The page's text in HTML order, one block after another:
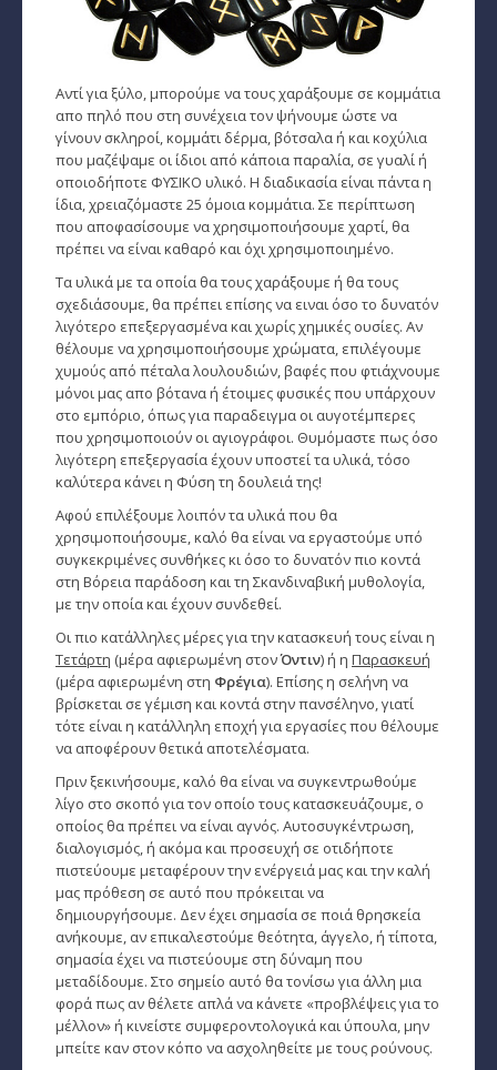
Αντί για ξύλο, μπορούμε να τους χαράξουμε σε κομμάτια
απο πηλό που στη συνέχεια τον ψήνουμε ώστε να
γίνουν σκληροί, κομμάτι δέρμα, βότσαλα ή και κοχύλια
που μαζέψαμε οι ίδιοι από κάποια παραλία, σε γυαλί ή
οποιοδήποτε ΦΥΣΙΚΟ υλικό. Η διαδικασία είναι πάντα η
ίδια, χρειαζόμαστε 25 όμοια κομμάτια. Σε περίπτωση
που αποφασίσουμε να χρησιμοποιήσουμε χαρτί, θα
πρέπει να είναι καθαρό και όχι χρησιμοποιημένο.
Τα υλικά με τα οποία θα τους χαράξουμε ή θα τους
σχεδιάσουμε, θα πρέπει επίσης να ειναι όσο το δυνατόν
λιγότερο επεξεργασμένα και χωρίς χημικές ουσίες. Αν
θέλουμε να χρησιμοποιήσουμε χρώματα, επιλέγουμε
χυμούς από πέταλα λουλουδιών, βαφές που φτιάχνουμε
μόνοι μας απο βότανα ή έτοιμες φυσικές που υπάρχουν
στο εμπόριο, όπως για παραδειγμα οι αυγοτέμπερες
που χρησιμοποιούν οι αγιογράφοι. Θυμόμαστε πως όσο
λιγότερη επεξεργασία έχουν υποστεί τα υλικά, τόσο
καλύτερα κάνει η Φύση τη δουλειά της!
Αφού επιλέξουμε λοιπόν τα υλικά που θα
χρησιμοποιήσουμε, καλό θα είναι να εργαστούμε υπό
συγκεκριμένες συνθήκες κι όσο το δυνατόν πιο κοντά
στη Βόρεια παράδοση και τη Σκανδιναβική μυθολογία,
με την οποία και έχουν συνδεθεί.
Οι πιο κατάλληλες μέρες για την κατασκευή τους είναι η
Τετάρτη (μέρα αφιερωμένη στονΌντιν) ή η Παρασκευή
(μέρα αφιερωμένη στη Φρέγια). Επίσης η σελήνη να
βρίσκεται σε γέμιση και κοντά στην πανσέληνο, γιατί
τότε είναι η κατάλληλη εποχή για εργασίες που θέλουμε
να αποφέρουν θετικά αποτελέσματα.
Πριν ξεκινήσουμε, καλό θα είναι να συγκεντρωθούμε
λίγο στο σκοπό για τον οποίο τους κατασκευάζουμε, ο
οποίος θα πρέπει να είναι αγνός. Αυτοσυγκέντρωση,
διαλογισμός, ή ακόμα και προσευχή σε οτιδήποτε
πιστεύουμε μεταφέρουν την ενέργειά μας και την καλή
μας πρόθεση σε αυτό που πρόκειται να
δημιουργήσουμε. Δεν έχει σημασία σε ποιά θρησκεία
ανήκουμε, αν επικαλεστούμε θεότητα, άγγελο, ή τίποτα,
σημασία έχει να πιστεύουμε στη δύναμη που
μεταδίδουμε. Στο σημείο αυτό θα τονίσω για άλλη μια
φορά πως αν θέλετε απλά να κάνετε «προβλέψεις για το
μέλλον» ή κινείστε συμφεροντολογικά και ύπουλα, μην
μπείτε καν στον κόπο να ασχοληθείτε με τους ρούνους.